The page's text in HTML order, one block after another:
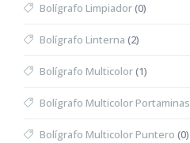
Bolígrafo Limpiador(0)
Bolígrafo Linterna (2)
Bolígrafo Multicolor(1)
Bolígrafo Multicolor Portaminas
Bolígrafo Multicolor Puntero (0)